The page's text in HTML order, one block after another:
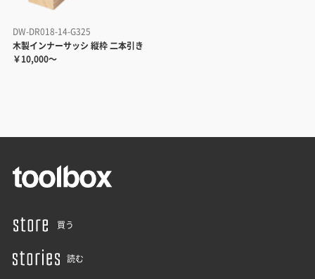
DW-DR018-14-G325
木製インナーサッシ 縦枠 二本引き
￥10,000～
買う
読む